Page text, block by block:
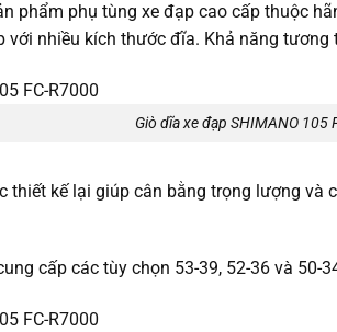
phẩm phụ tùng xe đạp cao cấp thuộc
với nhiều kích thước đĩa. Khả năng tương
Giò dĩa xe đạp SHIMANO 105
thiết kế lại giúp cân bằng trọng lượng và
cấp các tùy chọn 53-39, 52-36 và 50-